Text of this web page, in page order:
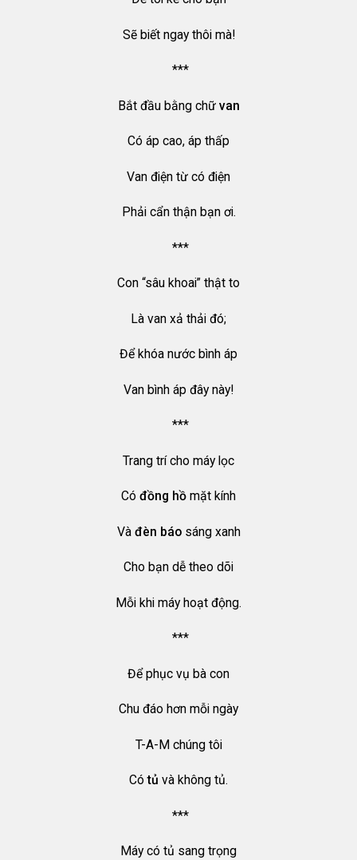
Sẽ biết ngay thôi mà!
***
Bắt đầu bằng chữ van
Có áp cao, áp thấp
Van điện từ có điện
Phải cẩn thận bạn ơi.
***
Con “sâu khoai” thật to
Là van xả thải đó;
Để khóa nước bình áp
Van bình áp đây này!
***
Trang trí cho máy lọc
Có đồng hồ mặt kính
Và đèn báosáng xanh
Cho bạn dễ theo dõi
Mỗi khi máy hoạt động.
***
Để phục vụ bà con
Chu đáo hơn mỗi ngày
T-A-M chúng tôi
Cótủ và không tủ.
***
Máy có tủ sang trọng